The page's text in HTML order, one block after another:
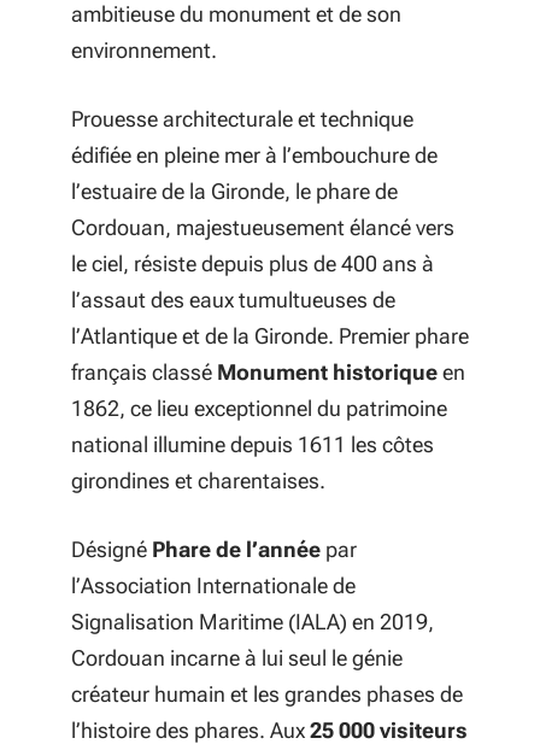
ambitieuse du monument et de son
environnement.
Prouesse architecturale et technique
édifiée en pleine mer à l’embouchure de
l’estuaire de la Gironde, le phare de
Cordouan, majestueusement élancé vers
le ciel, résiste depuis plus de 400 ans à
l’assaut des eaux tumultueuses de
l’Atlantique et de la Gironde. Premier phare
français classé Monument historiqueen
1862, ce lieu exceptionnel du patrimoine
national illumine depuis 1611 les côtes
girondines et charentaises.
Désigné Phare de l’année par
l’Association Internationale de
Signalisation Maritime (IALA) en 2019,
Cordouan incarne à lui seul le génie
créateur humain et les grandes phases de
l’histoire des phares. Aux25 000 visiteurs